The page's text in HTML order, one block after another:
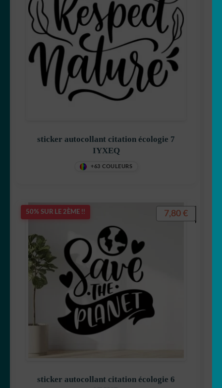
sticker autocollant citation écologie 7
IYXEQ
+63 COULEURS
50% SUR LE 2ÈME !!
sticker autocollant citation écologie 6
7,80 €